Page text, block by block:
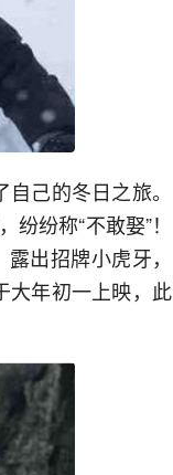
己的冬日之旅。
纷称“不敢娶”！
出招牌小虎牙，
大年初一上映，此